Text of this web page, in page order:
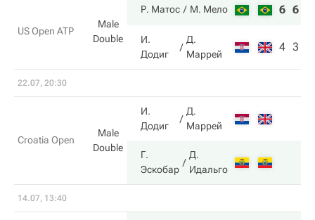
US Open ATP
Male
Double
Р. Матос М. Мело 6 6
И.
Додиг
Д.
Маррей
4 3
22.07, 20:30
Croatia Open
Male
Double
И.
Додиг
Д.
Маррей
Г.
Эскобар
Д.
Идальго
14.07, 13:40